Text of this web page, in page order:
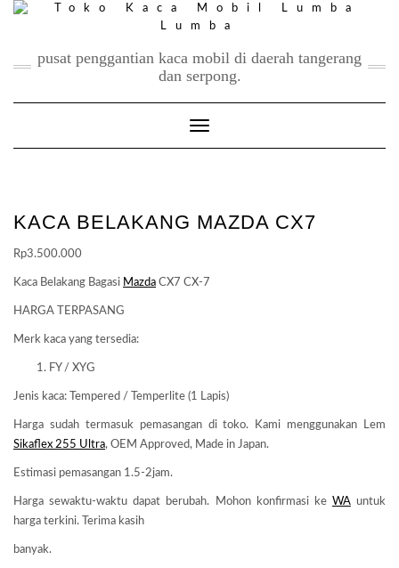
Skip
pusat penggantian kaca mobil di daerah tangerang
dan serpong.
Toggle Navigation
KACA BELAKANG MAZDA CX7
Rp3.500.000
Kaca Belakang Bagasi Mazda CX7 CX-7
HARGA TERPASANG
Merk kaca yang tersedia:
FY / XYG
Jenis kaca: Tempered / Temperlite (1 Lapis)
Harga sudah termasuk pemasangan di toko. Kami menggunakan Lem
Sikaflex 255 Ultra, OEM Approved, Made in Japan.
Estimasi pemasangan 1.5-2jam.
Harga sewaktu-waktu dapat berubah. Mohon konfirmasi ke WAuntuk
harga terkini. Terima kasih
banyak.